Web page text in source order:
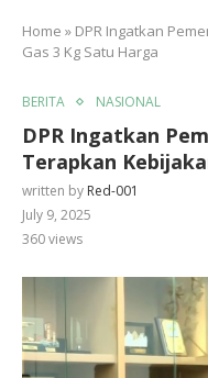
Home » DPR Ingatkan
Gas 3 Kg Satu Harga
BERITA NASIONAL
DPR Ingatkan
Terapkan
written by Red-001
July 9, 2025
360views